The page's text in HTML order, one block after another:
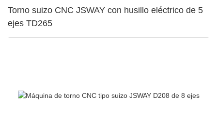
Torno suizo CNC JSWAY con husillo eléctrico de 5
ejes TD265